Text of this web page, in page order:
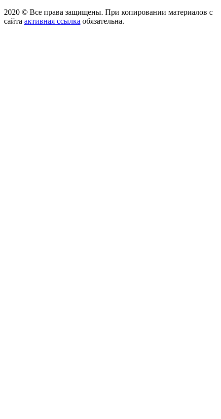
2020 © Все права защищены. При копировании материалов с
сайта активная ссылка обязательна.